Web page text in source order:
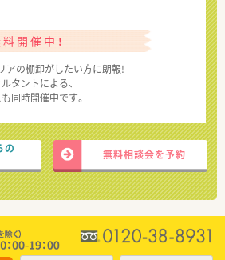
開催中！
アの棚卸がしたい方に朗報!
タントによる、
同時開催中です。
の
無料相談会を予約